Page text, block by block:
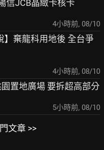
信JCB晶緻卡核卡
4小時前, 08/10
】棄龍科用地後 全台爭
4小時前, 08/10
置地廣場 要拆超高部分
5小時前, 08/10
文章 >>